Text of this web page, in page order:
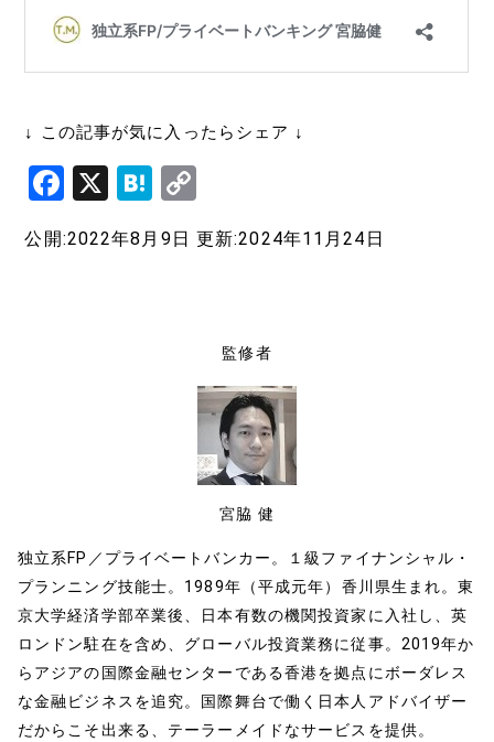
↓ この記事が気に入ったらシェア ↓
F
c
X
H
e
p
k
公開:2022年8月9日 更新:2024年11月24日
監修者
宮脇 健
独立系FP／プライベートバンカー。１級ファイナンシャル・
プランニング技能士。1989年（平成元年）香川県生まれ。東
京大学経済学部卒業後、日本有数の機関投資家に入社し、英
ロンドン駐在を含め、グローバル投資業務に従事。2019年か
らアジアの国際金融センターである香港を拠点にボーダレス
な金融ビジネスを追究。国際舞台で働く日本人アドバイザー
だからこそ出来る、テーラーメイドなサービスを提供。